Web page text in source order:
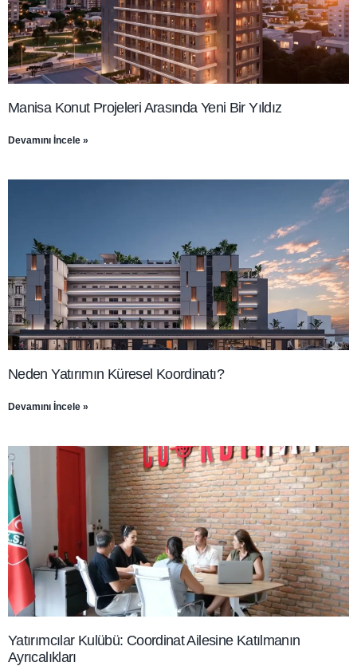
Manisa Konut Projeleri Arasında Yeni Bir Yıldız
Devamını İncele »
Neden Yatırımın Küresel Koordinatı?
Devamını İncele »
Yatırımcılar Kulübü: Coordinat Ailesine Katılmanın
Ayrıcalıkları